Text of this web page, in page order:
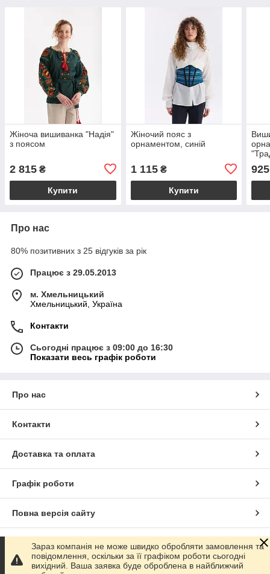
Жіноча вишиванка "Надія"
з поясом
2 815 ₴
Купити
Жіночий пояс з
орнаментом, синій
1 115₴
Купити
925
Про нас
80% позитивних з 25 відгуків за рік
Працює з 29.05.2013
м. Хмельницький
Хмельницький, Україна
Контакти
Сьогодні працює з 09:00 до 16:30
Показати весь графік роботи
Про нас
Контакти
Доставка та оплата
Графік роботи
Повна версія сайту
Сайт створено на маркетплейсі Prom.ua
Політика конфіденційності
Зараз компанія не може швидко обробляти замовлення та
повідомлення, оскільки за її графіком роботи сьогодні
вихідний. Ваша заявка буде оброблена в найближчий